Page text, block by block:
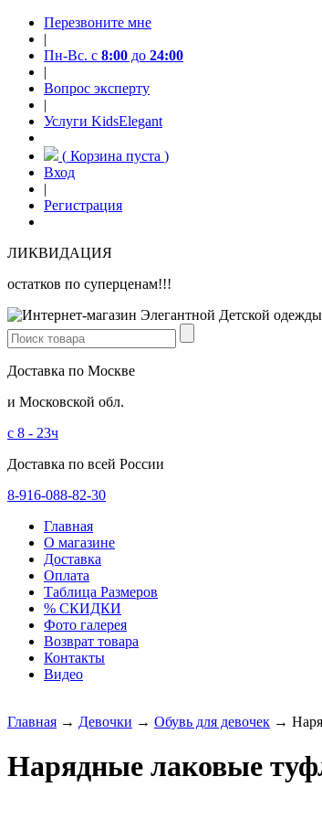
Перезвоните мне
|
Пн-Вс. с 8:00 до 24:00
|
Вопрос эксперту
|
Услуги KidsElegant
( Корзина пуста )
Вход
|
Регистрация
ЛИКВИДАЦИЯ
остатков по суперценам!!!
Доставка по Москве
и Московской обл.
с 8 - 23ч
Доставка по всей России
8-916-088-82-30
Главная
О магазине
Доставка
Оплата
Таблица Размеров
% СКИДКИ
Фото галерея
Возврат товара
Контакты
Видео
Главная → Девочки → Обувь для девочек →
Нарядные лаковые